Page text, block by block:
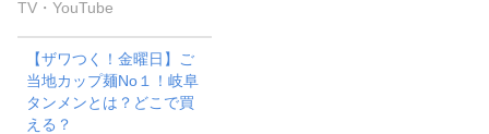
TV・YouTube
【ザワつく！金曜日】ご
当地カップ麺No１！岐阜
タンメンとは？どこで買
える？